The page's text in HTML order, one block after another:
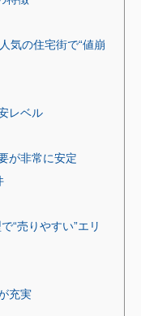
気の住宅街で“値崩
レベル
が非常に安定
“売りやすい”エリ
充実